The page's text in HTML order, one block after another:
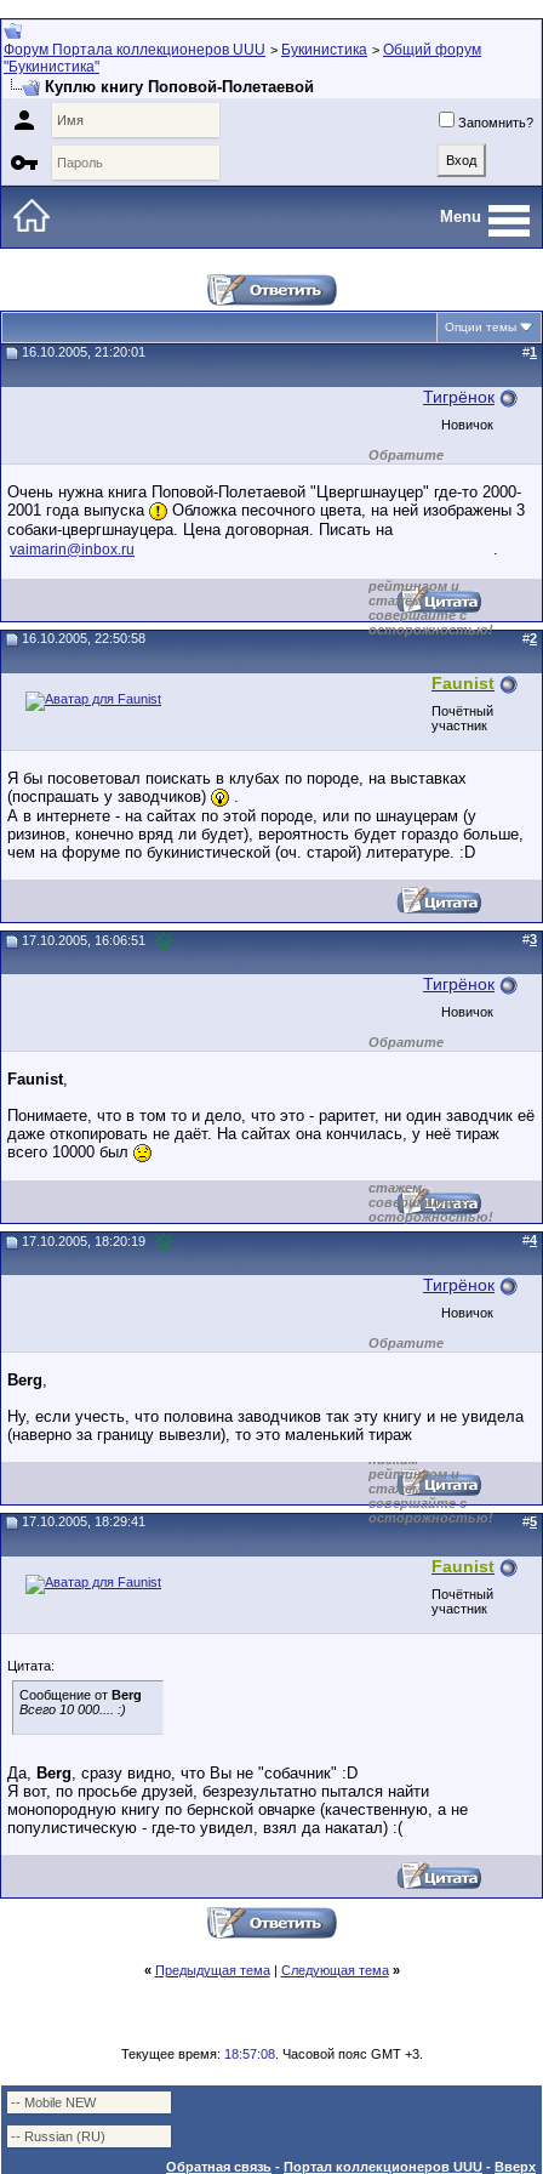
Форум Портала коллекционеров UUU > Букинистика > Общий форум
"Букинистика"
Куплю книгу Поповой-Полетаевой
 Запомнить?

Menu
Опции темы
16.10.2005, 21:20:01 #1
Тигрёнок
Новичок
Обратите
внимание на
маленький стаж
пользователя на
этом форуме.
Сделки с
рейтингом и
стажем,
совершайте с
осторожностью!
Очень нужна книга Поповой-Полетаевой "Цвергшнауцер" где-то 2000-
2001 года выпуска
Обложка песочного цвета, на ней изображены 3
собаки-цвергшнауцера. Цена договорная. Писать на
vaimarin@inbox.ru
16.10.2005, 22:50:58 #2
Faunist
Почётный
участник
Я бы посоветовал поискать в клубах по породе, на выставках
(поспрашать у заводчиков)
.
А в интернете - на сайтах по этой породе, или по шнауцерам (у
ризинов, конечно вряд ли будет), вероятность будет гораздо больше,
чем на форуме по букинистической (оч. старой) литературе. :D
17.10.2005, 16:06:51 #3
Тигрёнок
Новичок
Обратите
внимание на
Сделки с
пользователями,
обладающими
стажем,
совершайте с
осторожностью!
Faunist,
Понимаете, что в том то и дело, что это - раритет, ни один заводчик её
даже откопировать не даёт. На сайтах она кончилась, у неё тираж
всего 10000 был
17.10.2005, 18:20:19 #4
Тигрёнок
Новичок
Обратите
внимание на
Сделки с
пользователями,
обладающими
низким
рейтингом и
стажем,
совершайте с
осторожностью!
Berg,
Ну, если учесть, что половина заводчиков так эту книгу и не увидела
(наверно за границу вывезли), то это маленький тираж
17.10.2005, 18:29:41 #5
Faunist
Почётный
участник
Цитата:
Сообщение от Berg
Всего 10 000.... :)
Да, Berg, сразу видно, что Вы не "собачник" :D
Я вот, по просьбе друзей, безрезультатно пытался найти
монопородную книгу по бернской овчарке (качественную, а не
популистическую - где-то увидел, взял да накатал) :(
« Предыдущая тема| Следующая тема »
Текущее время: 18:57:08. Часовой пояс GMT +3.
Обратная связь - Портал коллекционеров UUU - Вверх